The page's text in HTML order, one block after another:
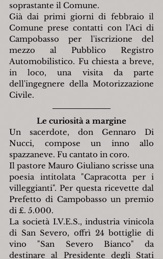
soprastante il Comune.
Già dai primi giorni di febbraio il
Comune prese contatti con l'Aci di
Campobasso per l'iscrizione del
mezzo al Pubblico Registro
Automobilistico. Fu chiesta a breve,
in loco, una visita da parte
dell'ingegnere della Motorizzazione
Civile.
Le curiosità a margine
Un sacerdote, don Gennaro Di
Nucci, compose un inno allo
spazzaneve. Fu cantato in coro.
Il pastore Mauro Giuliano scrisse una
poesia intitolata "Capracotta per i
villeggianti". Per questa ricevette dal
Prefetto di Campobasso un premio
di £. 5.000.
La società I.V.E.S., industria vinicola
di San Severo, offrì 24 bottiglie di
vino "San Severo Bianco" da
destinare al Presidente degli Stati